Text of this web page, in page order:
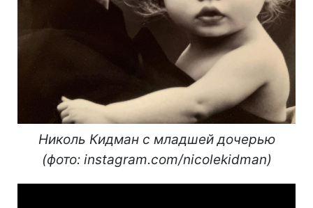
Николь Кидман с младшей дочерью
(фото: instagram.com/nicolekidman)